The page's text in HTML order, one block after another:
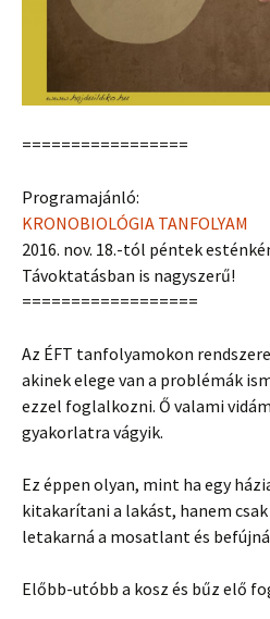
=================
Programajánló:
KRONOBIOLÓGIA TANFOLYAM
2016. nov. 18.-tól péntek
Távoktatásban is nagyszerű!
==================
Az ÉFT tanfolyamokon
akinek elege van a problémák
ezzel foglalkozni. Ő valami
gyakorlatra vágyik.
Ez éppen olyan, mint ha egy
kitakarítani a lakást, hanem
letakarná a mosatlant és
Előbb-utóbb a kosz és bűz elő